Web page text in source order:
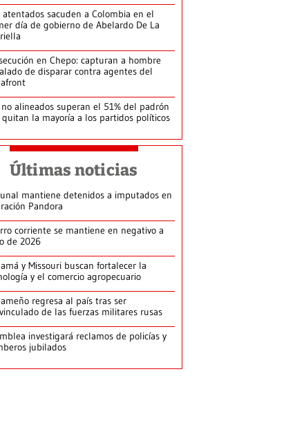
atentados sacuden a Colombia en el
día de gobierno de Abelardo De La
en Chepo: capturan a hombre
de disparar contra agentes del
no alineados superan el 51% del padrón
quitan la mayoría a los partidos políticos
Últimas noticias
mantiene detenidos a imputados en
Pandora
corriente se mantiene en negativo a
de 2026
y Missouri buscan fortalecer la
y el comercio agropecuario
regresa al país tras ser
de las fuerzas militares rusas
investigará reclamos de policías y
jubilados